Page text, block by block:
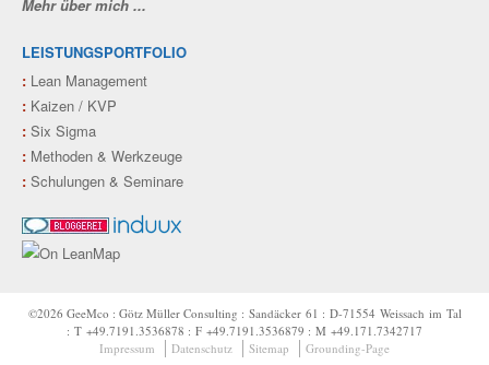
Mehr über mich ...
LEISTUNGSPORTFOLIO
: Lean Management
: Kaizen / KVP
: Six Sigma
: Methoden & Werkzeuge
: Schulungen & Seminare
©2026 GeeMco : Götz Müller Consulting : Sandäcker 61 : D‑71554 Weissach im Tal
: T +49.7191.3536878 : F +49.7191.3536879 : M +49.171.7342717
Impressum
Datenschutz Sitemap Grounding-Page